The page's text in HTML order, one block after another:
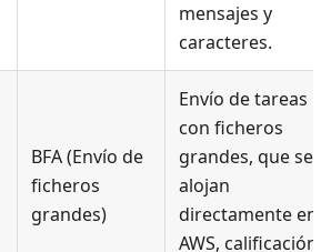
mensajes y
caracteres.
BFA (Envío de
ficheros
grandes)
Envío de tareas
con ficheros
grandes, que se
alojan
directamente en
AWS, calificación